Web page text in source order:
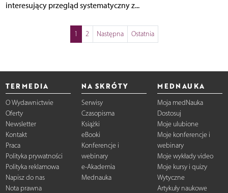
interesujący przegląd systematyczny z...
1 2 Następna Ostatnia
TERMEDIA
O Wydawnictwie
Oferty
Newsletter
Kontakt
Praca
Polityka prywatności
Polityka reklamowa
Napisz do nas
Nota prawna
NA SKRÓTY
Serwisy
Czasopisma
Książki
eBooki
Konferencje i
webinary
e-Akademia
Mednauka
MEDNAUKA
Moja medNauka
Dostosuj
Moje ulubione
Moje konferencje i
webinary
Moje wykłady video
Moje kursy i quizy
Wytyczne
Artykuły naukowe